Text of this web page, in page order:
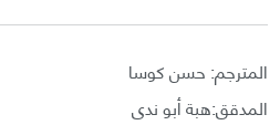
المترجم: حسن كوسا
المدقق:هبة أبو ندى